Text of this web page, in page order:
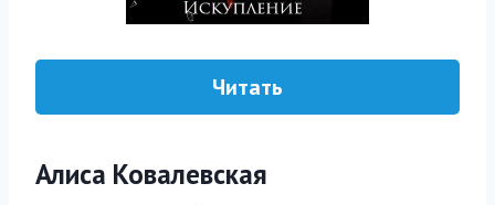
Читать
Алиса Ковалевская